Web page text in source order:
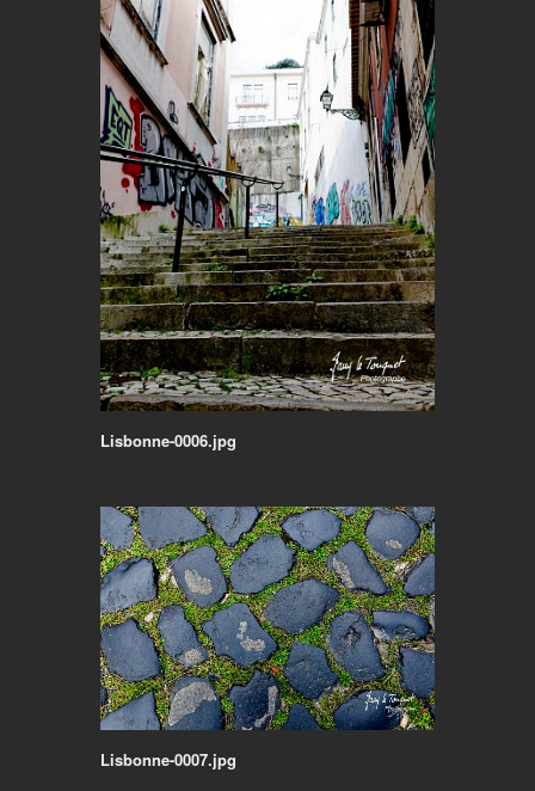
Lisbonne-0006.jpg
Lisbonne-0007.jpg